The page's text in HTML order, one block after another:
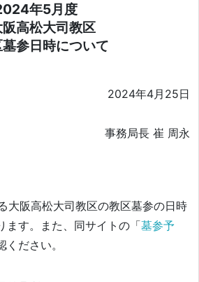
年5月度
阪高松大司教区
参日時について
2024年4月25日
事務局長 崔 周永
大阪高松大司教区の教区墓参の日時
ます。また、同サイトの「墓参予
ください。